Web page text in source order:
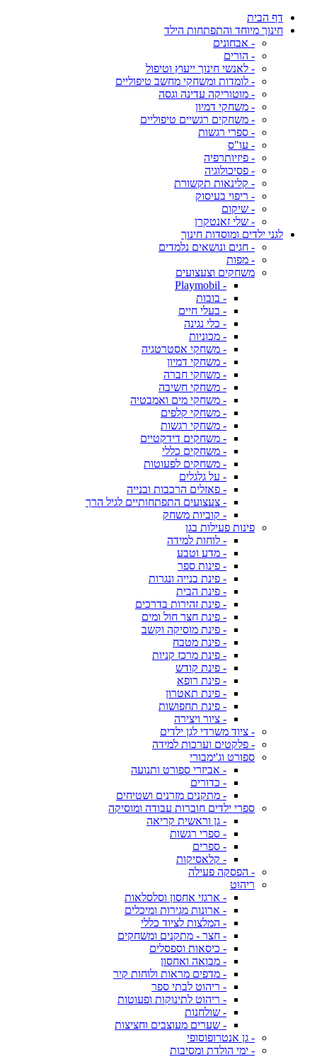
דף הבית
חינוך מיוחד והתפתחות הילד
- אבחונים
- הורים
- לאנשי חינוך ייעוץ וטיפול
- לומדות ומשחקי מחשב טיפוליים
- מוטוריקה עדינה וגסה
- משחקי דמיון
- משחקים רגשיים טיפוליים
- ספרי רגשות
- עו"ס
- פיזיותרפיה
- פסיכולוגיה
- קלינאות תקשורת
- ריפוי בעיסוק
- שיקום
- שלי זאנטקרן
לגני ילדים ומוסדות חינוך
- חגים ונושאים נלמדים
- מפות
משחקים וצעצועים
- Playmobil
- בובות
- בעלי חיים
- כלי נגינה
- מכוניות
- משחקי אסטרטגיה
- משחקי דמיון
- משחקי חברה
- משחקי חשיבה
- משחקי מים ואמבטיה
- משחקי קלפים
- משחקי רגשות
- משחקים דידקטיים
- משחקים כללי
- משחקים לפעוטות
- על גלגלים
- פאזלים הרכבות ובנייה
- צעצועים התפתחותיים לגיל הרך
- קוביות משחק
פינות פעילות בגן
- לוחות למידה
- מדע וטבע
- פינות ספר
- פינת בנייה ונגרות
- פינת הבית
- פינת זהירות בדרכים
- פינת חצר חול ומים
- פינת מוסיקה וקשב
- פינת מטבח
- פינת מרכז קניות
- פינת קודש
- פינת רופא
- פינת תאטרון
- פינת תחפושות
- ציור ויצירה
- ציוד משרדי לגן ילדים
- פלקטים וערכות למידה
ספורט וג'ימבורי
- אביזרי ספורט ותנועה
- כדורים
- מתקנים מזרנים ושטיחים
ספרי ילדים חוברות עבודה ומוסיקה
- גן וראשית קריאה
- ספרי רגשות
- ספרים
- קלאסיקות
- הפסקה פעילה
ריהוט
- ארגזי אחסון וסלסלאות
- ארונות מגירות ומיכלים
- המלצות לציוד כללי
- חצר - מתקנים ומשחקים
- כיסאות וספסלים
- מבואה ואחסון
- מדפים מראות ולוחות קיר
- ריהוט לבתי ספר
- ריהוט לתינוקות ופעוטות
- שולחנות
- שערים מעוצבים וחציצות
- גן אנטרופוסופי
- ימי הולדת ומסיבות